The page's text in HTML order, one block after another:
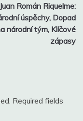
Juan Román Riquelme:
úspěchy, Dopad
národní tým, Klíčové
zápasy
Required fields